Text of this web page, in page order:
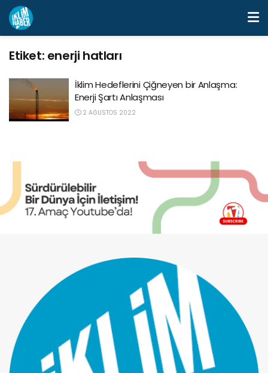
Etiket: enerji hatları
İklim Hedeflerini Çiğneyen bir Anlaşma:
Enerji Şartı Anlaşması
2 AĞUSTOS 2022